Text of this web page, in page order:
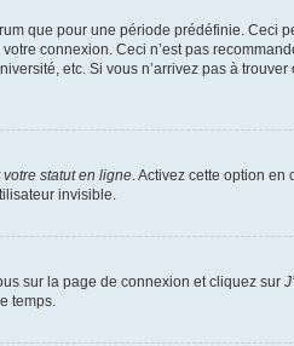
que pour une période prédéfinie. Ceci
connexion. Ceci n’est pas
etc. Si vous n’arrivez pas à trouver
statut en ligne. Activez cette option en
invisible.
sur la page de connexion et cliquez sur
temps.